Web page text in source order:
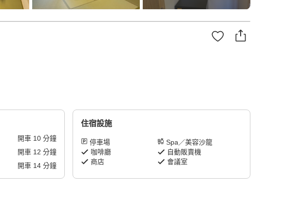
開車 10分鐘
開車 12 分鐘
開車 14分鐘
住宿設施
停車場
Spa／美容沙龍
咖啡廳
自動販賣機
商店
會議室